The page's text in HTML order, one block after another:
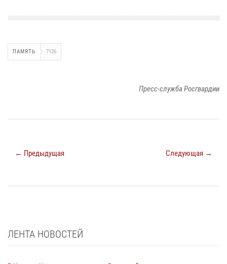
ПАМЯТЬ 7126
Пресс-служба Росгвардии
← Предыдущая Следующая →
ЛЕНТА НОВОСТЕЙ